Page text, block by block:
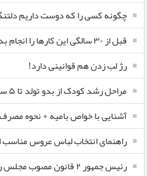
چگونه کسی را که دوست داریم
قبل از ۳۰ سالگی این کارها را انجام بدهید
رژ لب زدن هم قوانینی دارد!
مراحل رشد کودک از بدو تولد تا ۵ سالگی
آشنایی با خواص بامیه + نحوه
راهنمای انتخاب لباس عروس مناسب
رئیس جمهور ۲ قانون مصوب مجلس را برای اجرا ابلاغ کرد